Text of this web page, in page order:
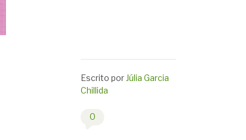
Escrito por Júlia Garcia
Chillida
0